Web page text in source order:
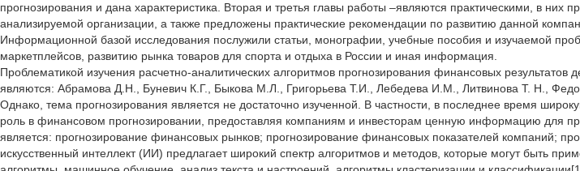
прогнозирования и дана характеристика. Вторая и третья главы работы –являются практическими, в
анализируемой организации, а также предложены практические рекомендации по развитию данной
Информационной базой исследования послужили статьи, монографии, учебные пособия и изучаемой
маркетплейсов, развитию рынка товаров для спорта и отдыха в России и иная информация.
Проблематикой изучения расчетно-аналитических алгоритмов прогнозирования финансовых
являются: Абрамова Д.Н., Буневич К.Г., Быкова М.Л., Григорьева Т.И., Лебедева И.М., Литвинова Т. Н.,
Однако, тема прогнозирования является не достаточно изученной. В частности, в последнее время
роль в финансовом прогнозировании, предоставляя компаниям и инвесторам ценную информацию для
является: прогнозирование финансовых рынков; прогнозирование финансовых показателей компаний;
искусственный интеллект (ИИ) предлагает широкий спектр алгоритмов и методов, которые могут быть